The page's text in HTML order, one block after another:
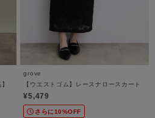
grove
【ウエストゴム】レースナロースカート
¥5,479
さらに10%OFF